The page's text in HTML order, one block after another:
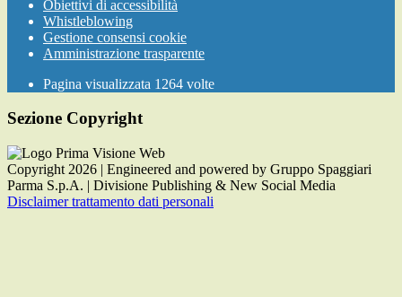
Obiettivi di accessibilità
Whistleblowing
Gestione consensi cookie
Amministrazione trasparente
Pagina visualizzata 1264 volte
Sezione Copyright
Copyright 2026 | Engineered and powered by Gruppo Spaggiari
Parma S.p.A. | Divisione Publishing & New Social Media
Disclaimer trattamento dati personali